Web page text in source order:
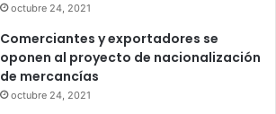
octubre 24, 2021
Comerciantes y exportadores se
oponen al proyecto de nacionalización
de mercancías
octubre 24, 2021